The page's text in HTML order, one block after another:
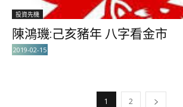
投資先機
陳鴻璣:己亥豬年 八字看金市
2019-02-15
1 2